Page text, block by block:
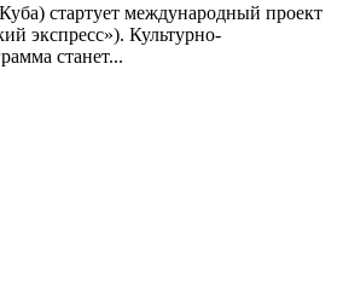
стартует международный проект
экспресс»). Культурно-
станет...